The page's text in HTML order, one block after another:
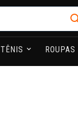
TÊNIS ROUPAS